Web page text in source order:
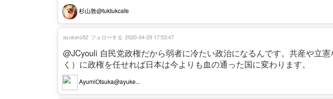
杉山敦@tuktukcafe
@JCyouli 自民党政権だから弱者に冷たい政治になるんです。共産や立
く）に政権を任せれば日本は今よりも血の通った国に変わります。
AyumiOtsuka@ayuke...
ayukero52 フォローする 2020-04-29 17:53:47